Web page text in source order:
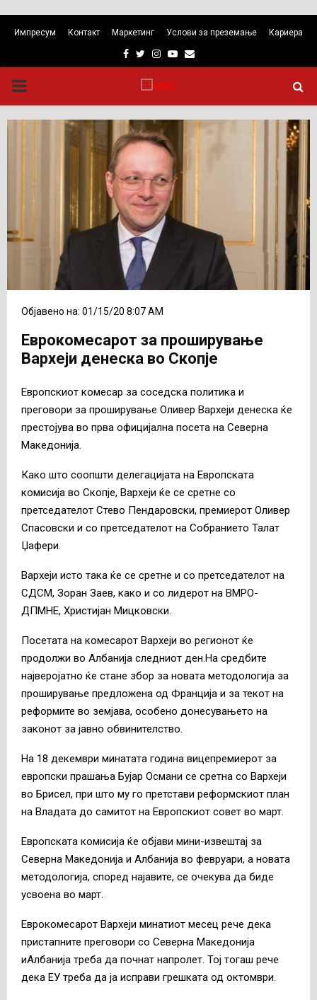
Импресум Контакт Маркетинг Услови за преземање Кариера
Facebook
TwitterInstagram
Youtube
Email
PRIMARY
MENU
Објавено на: 01/15/20 8:07 AM
Еврокомесарот за проширување
Вархеји денеска во Скопје
Европскиот комесар за соседска политика и
преговори за проширување Оливер Вархеји денеска ќе
престојува во прва официјална посета на Северна
Македонија.
Како што соопшти делегацијата на Европската
комисија во Скопје, Вархеји ќе се сретне со
претседателот Стево Пендаровски, премиерот Оливер
Спасовски и со претседателот на Собранието Талат
Џафери.
Вархеји исто така ќе се сретне и со претседателот на
СДСМ, Зоран Заев, како и со лидерот на ВМРО-
ДПМНЕ, Христијан Мицковски.
Посетата на комесарот Вархеји во регионот ќе
продолжи во Албанија следниот ден.На средбите
најверојатно ќе стане збор за новата методологија за
проширување предложена од Франција и за текот на
реформите во земјава, особено донесувањето на
законот за јавно обвинителство.
На 18 декември минатата година вицепремиерот за
европски прашања Бујар Османи се сретна со Вархеји
во Брисел, при што му го претстави реформскиот план
на Владата до самитот на Европскиот совет во март.
Европската комисија ќе објави мини-извештај за
Северна Македонија и Албанија во февруари, а новата
методологија, според најавите, се очекува да биде
усвоена во март.
Еврокомесарот Вархеји минатиот месец рече дека
пристапните преговори со Северна Македонија
иАлбанија треба да почнат напролет. Тој тогаш рече
дека ЕУ треба да ја исправи грешката од октомври.